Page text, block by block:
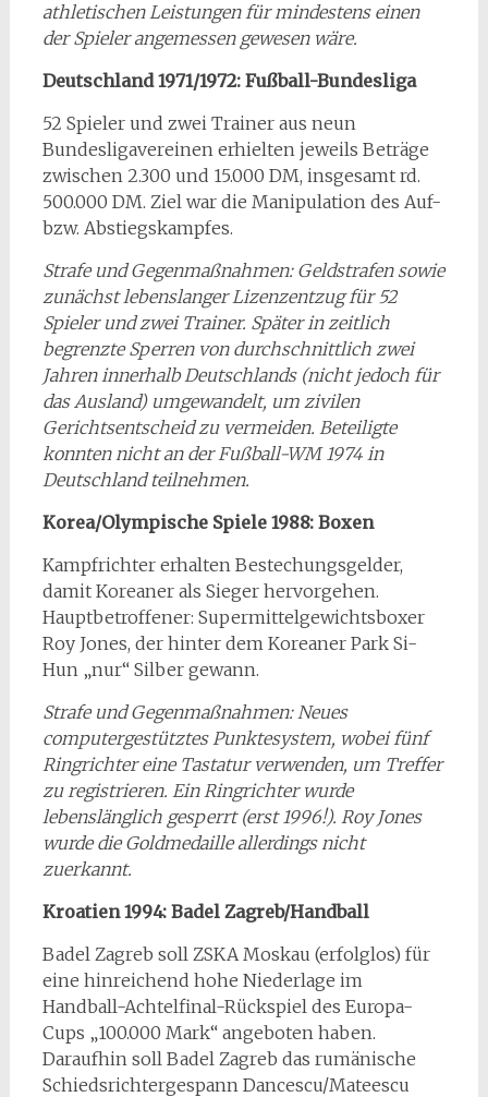
athletischen Leistungen für mindestens einen
der Spieler angemessen gewesen wäre.
Deutschland 1971/1972: Fußball-Bundesliga
52 Spieler und zwei Trainer aus neun
Bundesligavereinen erhielten jeweils Beträge
zwischen 2.300 und 15.000 DM, insgesamt rd.
500.000 DM. Ziel war die Manipulation des Auf-
bzw. Abstiegskampfes.
Strafe und Gegenmaßnahmen: Geldstrafen sowie
zunächst lebenslanger Lizenzentzug für 52
Spieler und zwei Trainer. Später in zeitlich
begrenzte Sperren von durchschnittlich zwei
Jahren innerhalb Deutschlands (nicht jedoch für
das Ausland) umgewandelt, um zivilen
Gerichtsentscheid zu vermeiden. Beteiligte
konnten nicht an der Fußball-WM 1974 in
Deutschland teilnehmen.
Korea/Olympische Spiele 1988: Boxen
Kampfrichter erhalten Bestechungsgelder,
damit Koreaner als Sieger hervorgehen.
Hauptbetroffener: Supermittelgewichtsboxer
Roy Jones, der hinter dem Koreaner Park Si-
Hun „nur“ Silber gewann.
Strafe und Gegenmaßnahmen: Neues
computergestütztes Punktesystem, wobei fünf
Ringrichter eine Tastatur verwenden, um Treffer
zu registrieren. Ein Ringrichter wurde
lebenslänglich gesperrt (erst 1996!). Roy Jones
wurde die Goldmedaille allerdings nicht
zuerkannt.
Kroatien 1994: Badel Zagreb/Handball
Badel Zagreb soll ZSKA Moskau (erfolglos) für
eine hinreichend hohe Niederlage im
Handball-Achtelfinal-Rückspiel des Europa-
Cups „100.000 Mark“ angeboten haben.
Daraufhin soll Badel Zagreb das rumänische
Schiedsrichtergespann Dancescu/Mateescu